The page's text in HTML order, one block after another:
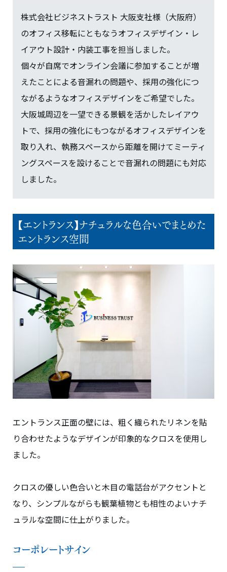
株式会社ビジネストラスト 大阪支社様（大阪府）
のオフィス移転にともなうオフィスデザイン・レ
イアウト設計・内装工事を担当しました。
個々が自席でオンライン会議に参加することが増
えたことによる音漏れの問題や、採用の強化につ
ながるようなオフィスデザインをご希望でした。
大阪城周辺を一望できる景観を活かしたレイアウ
トで、採用の強化にもつながるオフィスデザインを
取り入れ、執務スペースから距離を開けてミーティ
ングスペースを設けることで音漏れの問題にも対応
しました。
【エントランス】ナチュラルな色合いでまとめた
エントランス空間
エントランス正面の壁には、粗く織られたリネンを貼
り合わせたようなデザインが印象的なクロスを使用し
ました。
クロスの優しい色合いと木目の電話台がアクセントと
なり、シンプルながらも観葉植物とも相性のよいナチ
ュラルな空間に仕上がりました。
コーポレートサイン